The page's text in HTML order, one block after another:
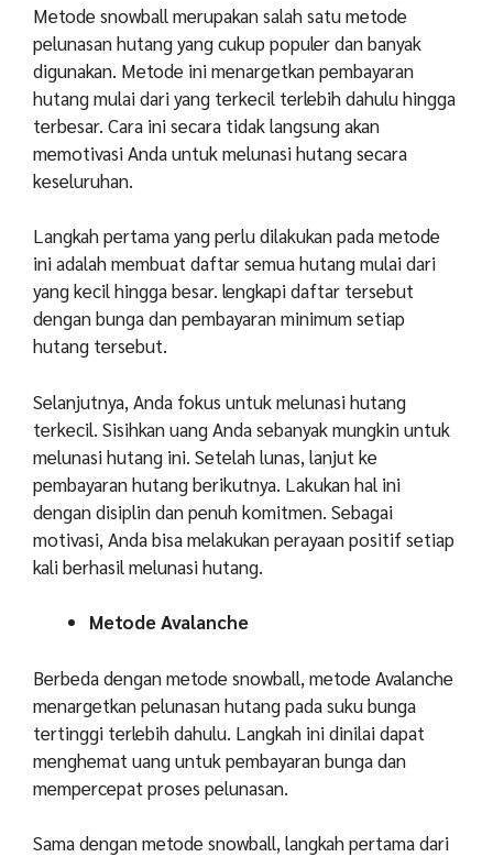
Metode snowball merupakan salah satu metode
pelunasan hutang yang cukup populer dan banyak
digunakan. Metode ini menargetkan pembayaran
hutang mulai dari yang terkecil terlebih dahulu hingga
terbesar. Cara ini secara tidak langsung akan
memotivasi Anda untuk melunasi hutang secara
keseluruhan.
Langkah pertama yang perlu dilakukan pada metode
ini adalah membuat daftar semua hutang mulai dari
yang kecil hingga besar. lengkapi daftar tersebut
dengan bunga dan pembayaran minimum setiap
hutang tersebut.
Selanjutnya, Anda fokus untuk melunasi hutang
terkecil. Sisihkan uang Anda sebanyak mungkin untuk
melunasi hutang ini. Setelah lunas, lanjut ke
pembayaran hutang berikutnya. Lakukan hal ini
dengan disiplin dan penuh komitmen. Sebagai
motivasi, Anda bisa melakukan perayaan positif setiap
kali berhasil melunasi hutang.
Metode Avalanche
Berbeda dengan metode snowball, metode Avalanche
menargetkan pelunasan hutang pada suku bunga
tertinggi terlebih dahulu. Langkah ini dinilai dapat
menghemat uang untuk pembayaran bunga dan
mempercepat proses pelunasan.
Sama dengan metode snowball, langkah pertama dari